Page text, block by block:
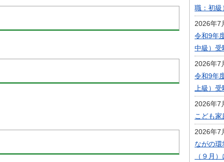
職：初級
2026年7
令和9年
中級）受
2026年7
令和9年
上級）
2026年7
こども
2026年7
ながの
（９月